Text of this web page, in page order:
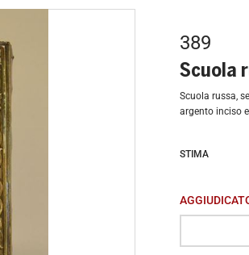
389
Scuola
Scuola russa, sec. XIX GESU’ E GLI APOSTOLI olio su tavola con riza in
argento inciso
STIMA